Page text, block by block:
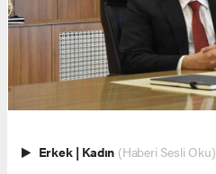
Erkek | Kadın (Haberi Sesli Oku)